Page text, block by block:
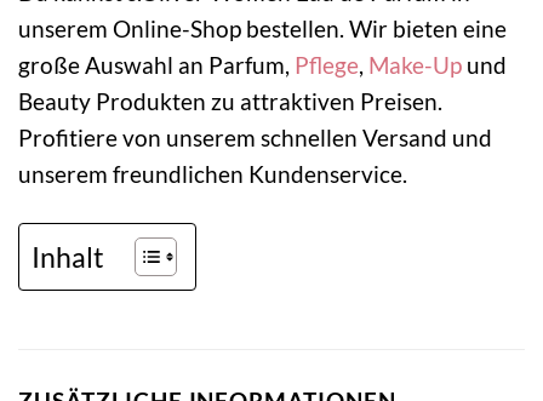
unserem Online-Shop bestellen. Wir bieten eine
große Auswahl an Parfum, Pflege, Make-Up und
Beauty Produkten zu attraktiven Preisen.
Profitiere von unserem schnellen Versand und
unserem freundlichen Kundenservice.
Inhalt